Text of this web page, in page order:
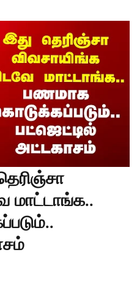
மாட்டாங்க..